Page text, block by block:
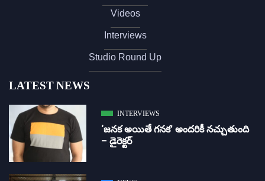
Videos
Interviews
Studio Round Up
LATEST NEWS
INTERVIEWS
‘జ‌న‌క అయితే గ‌న‌క‌’ అందరికీ నచ్చుతుంది
– డైరెక్ట‌ర్